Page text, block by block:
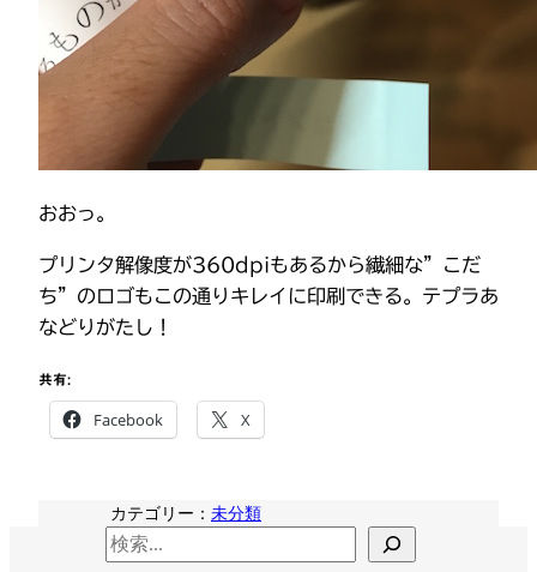
おおっ。
プリンタ解像度が360dpiもあるから繊細な”こだ
ち”のロゴもこの通りキレイに印刷できる。テプラあ
などりがたし！
共有:
Facebook X
カテゴリー： 未分類
検